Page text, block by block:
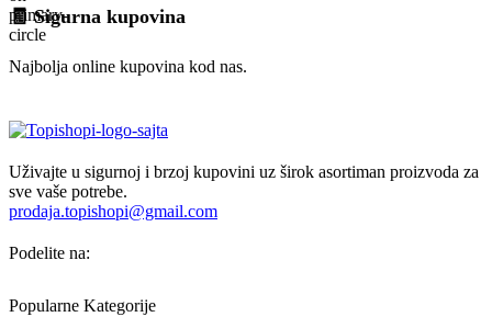
🧾 Sigurna kupovina
Najbolja online kupovina kod nas.
Uživajte u sigurnoj i brzoj kupovini uz širok asortiman proizvoda za
sve vaše potrebe.
prodaja.topishopi@gmail.com
Podelite na:
Popularne Kategorije